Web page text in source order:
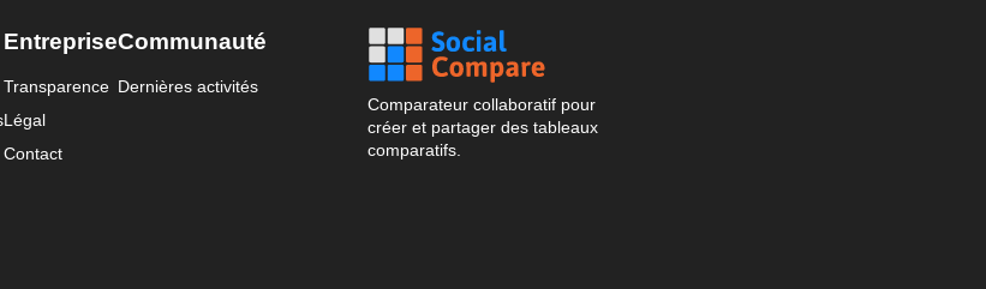
Entreprise
Transparence
Légal
Contact
Communauté
Dernières activités
Comparateur collaboratif pour
créer et partager des tableaux
comparatifs.